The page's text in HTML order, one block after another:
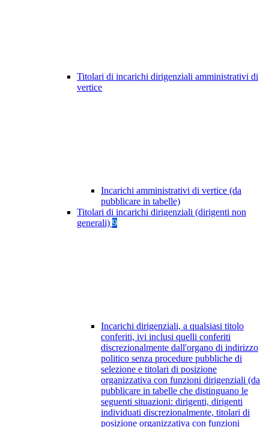
Titolari di incarichi dirigenziali amministrativi di
vertice
Incarichi amministrativi di vertice (da
pubblicare in tabelle)
Titolari di incarichi dirigenziali (dirigenti non
generali) 9
Incarichi dirigenziali, a qualsiasi titolo
conferiti, ivi inclusi quelli conferiti
discrezionalmente dall'organo di indirizzo
politico senza procedure pubbliche di
selezione e titolari di posizione
organizzativa con funzioni dirigenziali (da
pubblicare in tabelle che distinguano le
seguenti situazioni: dirigenti, dirigenti
individuati discrezionalmente, titolari di
posizione organizzativa con funzioni